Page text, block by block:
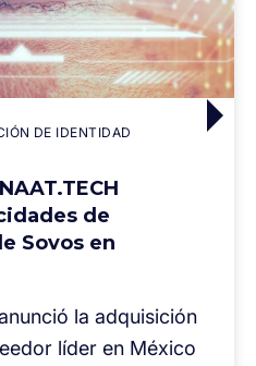
DE IDENTIDAD
de
Sovos en
la adquisición
líder en México